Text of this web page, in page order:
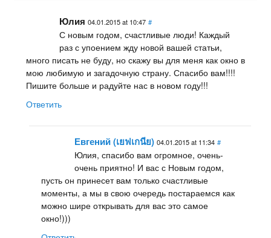
Юлия 04.01.2015 at 10:47 #
С новым годом, счастливые люди! Каждый
раз с упоением жду новой вашей статьи,
много писать не буду, но скажу вы для меня как окно в
мою любимую и загадочную страну. Спасибо вам!!!!
Пишите больше и радуйте нас в новом году!!!
Ответить
Евгений (เยฟเกนีย) 04.01.2015 at 11:34 #
Юлия, спасибо вам огромное, очень-
очень приятно! И вас с Новым годом,
пусть он принесет вам только счастливые
моменты, а мы в свою очередь постараемся как
можно шире открывать для вас это самое
окно!)))